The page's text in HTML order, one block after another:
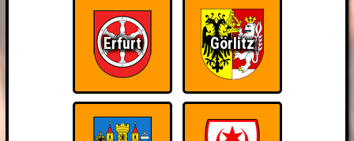
Erfurt Görlitz